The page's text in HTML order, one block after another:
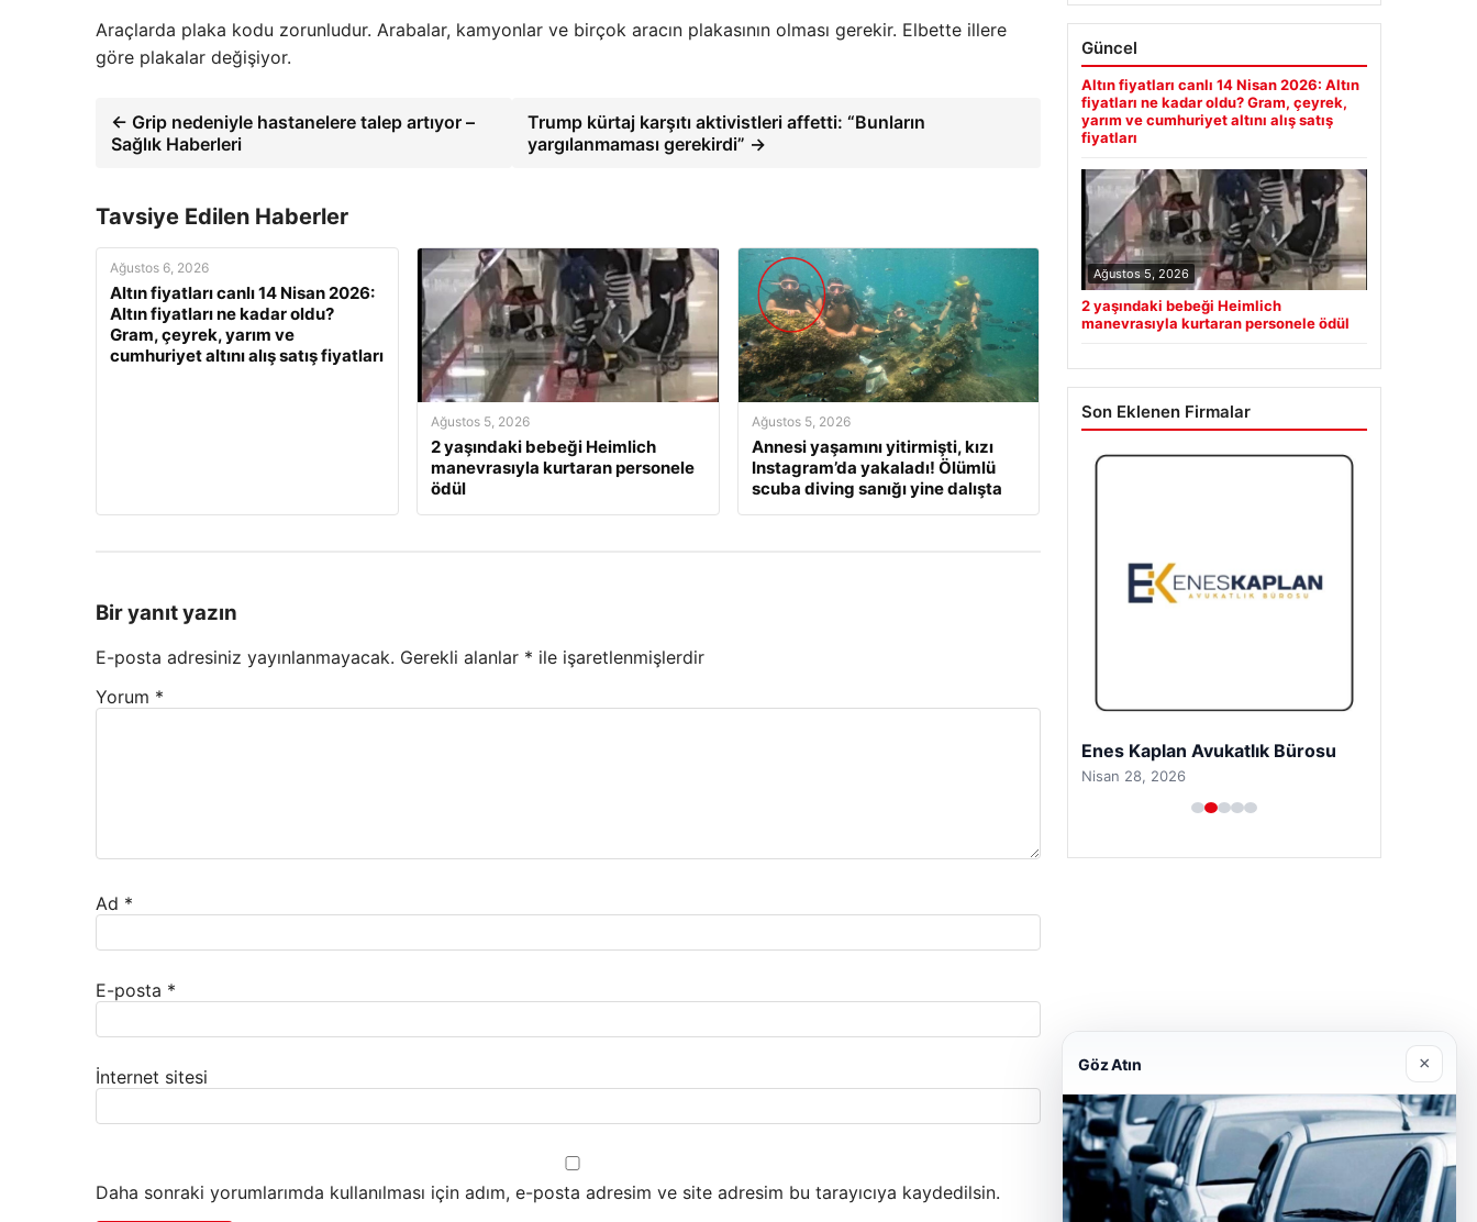
Araçlarda plaka kodu zorunludur. Arabalar, kamyonlar ve birçok aracın plakasının olması gerekir. Elbette illere
göre plakalar değişiyor.
← Grip nedeniyle hastanelere talep artıyor –
Sağlık Haberleri
Trump kürtaj karşıtı aktivistleri affetti: “Bunların
yargılanmaması gerekirdi” →
Tavsiye Edilen Haberler
Ağustos 6, 2026
Altın fiyatları canlı 14 Nisan 2026:
Altın fiyatları ne kadar oldu?
Gram, çeyrek, yarım ve
cumhuriyet altını alış satış fiyatları
Ağustos 5, 2026
2 yaşındaki bebeği Heimlich
manevrasıyla kurtaran personele
ödül
Ağustos 5, 2026
Annesi yaşamını yitirmişti, kızı
Instagram’da yakaladı! Ölümlü
scuba diving sanığı yine dalışta
Bir yanıt yazın
E-posta adresiniz yayınlanmayacak. Gerekli alanlar * ile işaretlenmişlerdir
Yorum *
Ad *
E-posta *
İnternet sitesi
Daha sonraki yorumlarımda kullanılması için adım, e-posta adresim ve site adresim bu tarayıcıya kaydedilsin.
Güncel
Altın fiyatları canlı 14 Nisan 2026: Altın
fiyatları ne kadar oldu? Gram, çeyrek,
yarım ve cumhuriyet altını alış satış
fiyatları
Ağustos 5, 2026
2 yaşındaki bebeği Heimlich
manevrasıyla kurtaran personele ödül
Son Eklenen Firmalar
Enes Kaplan Avukatlık Bürosu
Nisan 28, 2026
Göz Atın ×